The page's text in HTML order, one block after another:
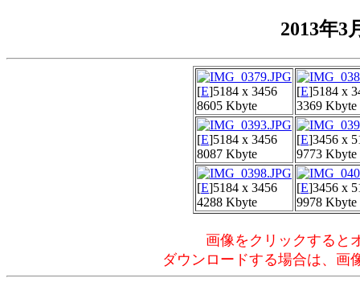
2013年3
[E]5184 x 3456
8605 Kbyte
[E]5184 x
3369 Kbyte
[E]5184 x 3456
8087 Kbyte
[E]3456 x
9773 Kbyte
[E]5184 x 3456
4288 Kbyte
[E]3456 x
9978 Kbyte
画像をクリックすると
ダウンロードする場合は、画